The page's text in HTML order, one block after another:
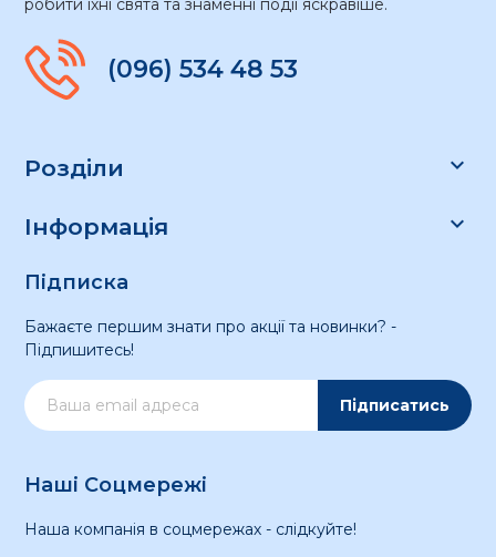
робити їхні свята та знаменні події яскравіше.
(096) 534 48 53
Розділи 
Інформація 
Підписка
Бажаєте першим знати про акції та новинки? -
Підпишитесь!
Підписатись
Наші Соцмережі
Наша компанія в соцмережах - слідкуйте!